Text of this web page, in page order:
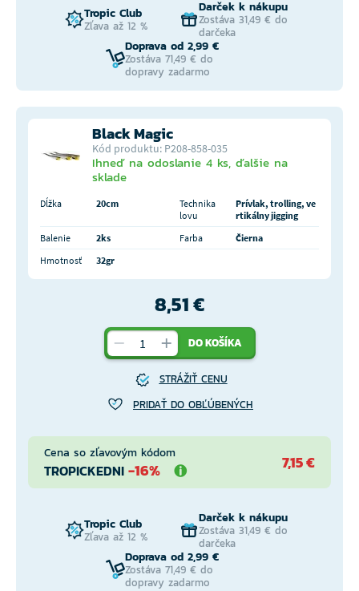
Tropic Club
Zľava až 12 %
Darček k nákupu
Zostáva 31,49 € do
darčeka
Doprava od 2,99 €
Zostáva 71,49 € do
dopravy zadarmo
Black Magic
Kód produktu: P208-858-035
Ihneď na odoslanie 4 ks, ďalšie na
sklade
Dĺžka 20cm
Technika
lovu
Prívlak, trolling, ve
rtikálny jigging
Balenie
2ks Farba
Čierna
Hmotnosť
32gr
8,51 €
DO KOŠÍKA
STRÁŽIŤ CENU
PRIDAŤ DO OBĽÚBENÝCH
Cena so zľavovým kódom
TROPICKEDNI -16% 7,15 €
Tropic Club
Zľava až 12 %
Darček k nákupu
Zostáva 31,49 € do
darčeka
Doprava od 2,99 €
Zostáva 71,49 € do
dopravy zadarmo